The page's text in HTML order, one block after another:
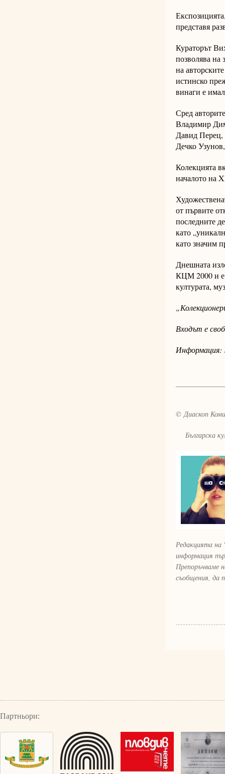
представя
Кураторът
позволява на
на
истинско
винаги е
Сред
Владимир
Давид
Дечко
Колекцията
началото на
от първите
последните
като
като значим
Днешната
КЦМ 2000 и е
културата,
Входът е
Информация:
© Диаскоп
Българска
Редакцията на
информация
Препоръчваме
съобщения, да
Партньори: